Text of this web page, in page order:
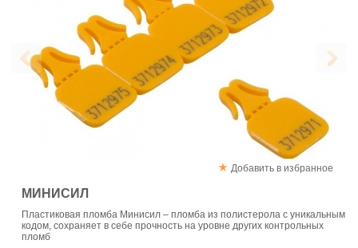
Добавить в избранное
МИНИСИЛ
Пластиковая пломба Минисил – пломба из полистерола с уникальным
кодом, сохраняет в себе прочность на уровне других контрольных
пломб